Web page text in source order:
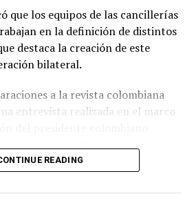
que los equipos de las cancillerías
en la definición de distintos
destaca la creación de este
bilateral.
a la revista colombiana
entrevista realizada en el marco
Nayib Bukele.
a la posesión del presidente
READING